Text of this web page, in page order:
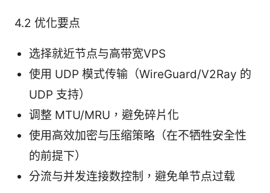
4.2 优化要点
选择就近节点与高带宽VPS
使用 UDP 模式传输（WireGuard/V2Ray 的
UDP 支持）
调整 MTU/MRU，避免碎片化
使用高效加密与压缩策略（在不牺牲安全性
的前提下）
分流与并发连接数控制，避免单节点过载